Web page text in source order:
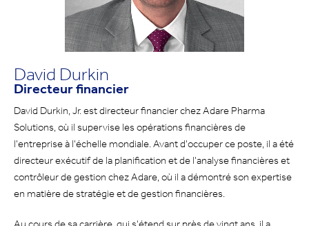
David Durkin
Directeur financier
David Durkin, Jr. est directeur financier chez Adare Pharma
Solutions, où il supervise les opérations financières de
l'entreprise à l'échelle mondiale. Avant d'occuper ce poste, il a été
directeur exécutif de la planification et de l'analyse financières et
contrôleur de gestion chez Adare, où il a démontré son expertise
en matière de stratégie et de gestion financières.